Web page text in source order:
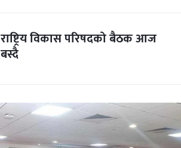
राष्ट्रिय विकास परिषदको बैठक आज
बस्दै